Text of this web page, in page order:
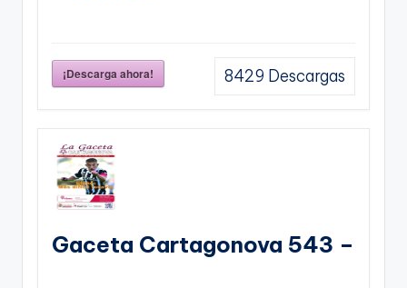
¡Descarga ahora! 8429 Descargas
Gaceta Cartagonova 543 –